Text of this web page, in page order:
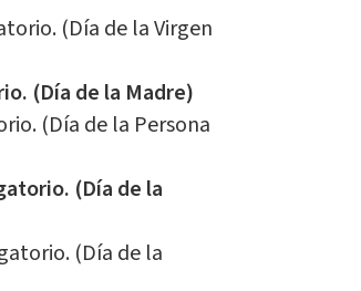
(Día de la Virgen
(Día de la Madre)
(Día de la Persona
(Día de la
(Día de la